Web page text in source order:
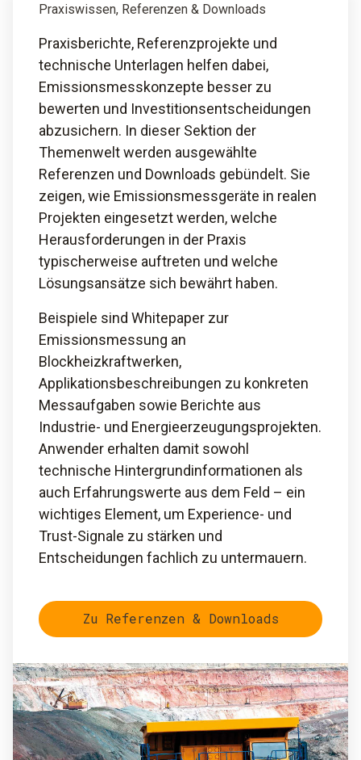
Praxiswissen, Referenzen & Downloads
Praxisberichte, Referenzprojekte und
technische Unterlagen helfen dabei,
Emissionsmesskonzepte besser zu
bewerten und Investitionsentscheidungen
abzusichern. In dieser Sektion der
Themenwelt werden ausgewählte
Referenzen und Downloads gebündelt. Sie
zeigen, wie Emissionsmessgeräte in realen
Projekten eingesetzt werden, welche
Herausforderungen in der Praxis
typischerweise auftreten und welche
Lösungsansätze sich bewährt haben.
Beispiele sind Whitepaper zur
Emissionsmessung an
Blockheizkraftwerken,
Applikationsbeschreibungen zu konkreten
Messaufgaben sowie Berichte aus
Industrie- und Energieerzeugungsprojekten.
Anwender erhalten damit sowohl
technische Hintergrundinformationen als
auch Erfahrungswerte aus dem Feld – ein
wichtiges Element, um Experience- und
Trust-Signale zu stärken und
Entscheidungen fachlich zu untermauern.
Zu Referenzen & Downloads